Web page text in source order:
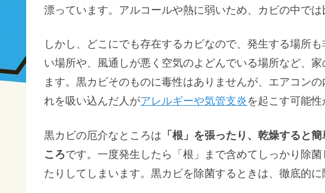
漂っています。アルコールや熱に弱いため、カビの中では
しかし、どこにでも存在するカビなので、発生する場所
い場所や、風通しが悪く空気のよどんでいる場所など、
ます。黒カビそのものに毒性はありませんが、エアコン
れを吸い込んだ人がアレルギーや気管支炎 を起こす可能性
黒カビの厄介なところは 「根」を張ったり、乾燥すると
ころです。一度発生したら「根」まで含めてしっかり除
たりしてしまいます。黒カビを除菌するときは、徹底的に